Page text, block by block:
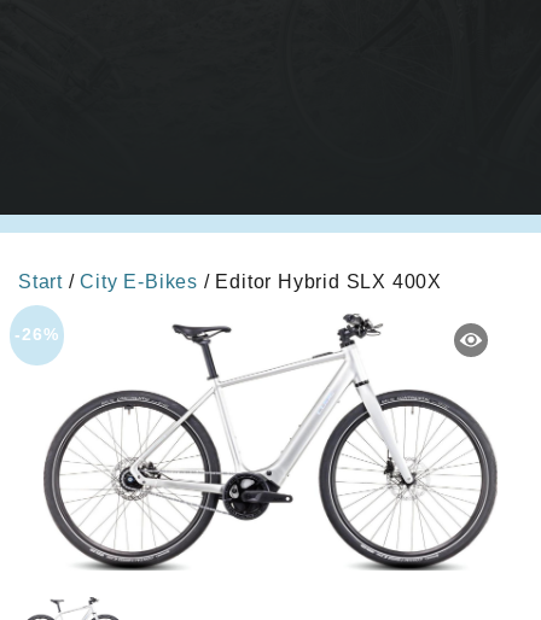
Start /City E-Bikes / Editor Hybrid SLX 400X
-26%